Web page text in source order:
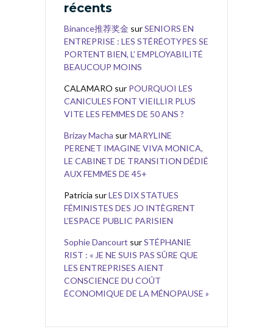
récents
Binance推荐奖金 surSENIORS EN
ENTREPRISE : LES STÉRÉOTYPES SE
PORTENT BIEN, L’ EMPLOYABILITÉ
BEAUCOUP MOINS
CALAMARO sur POURQUOI LES
CANICULES FONT VIEILLIR PLUS
VITE LES FEMMES DE 50 ANS ?
Brizay Macha surMARYLINE
PERENET IMAGINE VIVA MONICA,
LE CABINET DE TRANSITION DÉDIÉ
AUX FEMMES DE 45+
Patricia surLES DIX STATUES
FÉMINISTES DES JO INTÈGRENT
L’ESPACE PUBLIC PARISIEN
Sophie Dancourt surSTÉPHANIE
RIST : « JE NE SUIS PAS SÛRE QUE
LES ENTREPRISES AIENT
CONSCIENCE DU COÛT
ÉCONOMIQUE DE LA MÉNOPAUSE »